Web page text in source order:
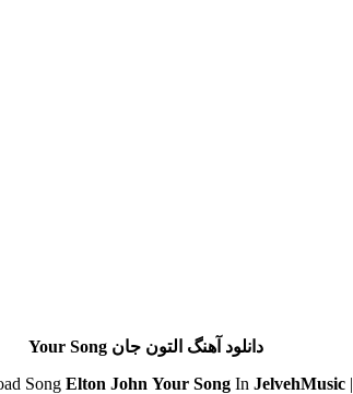
دانلود آهنگ التون جان Your Song
| Download Song
Elton John Your SongIn JelvehMusic |